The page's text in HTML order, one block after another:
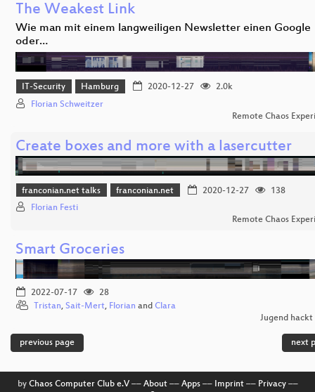
The Weakest Link
Wie man mit einem langweiligen Newsletter einen Google
oder…
IT-Security Hamburg 2020-12-27
2.0k
Florian Schweitzer
Remote Chaos
Create boxes and more with a lasercutter
franconian.net talks franconian.net 2020-12-27
138
Florian Festi
Remote Chaos
Smart Groceries
2022-07-17
28
Tristan, Sait-Mert, Florian and Clara
Jugend hackt
previous page next
by Chaos Computer Club e.V–– About–– Apps–– Imprint–– Privacy––